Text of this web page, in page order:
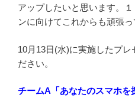
アップしたいと思います。
ンに向けてこれからも頑張っ
10月13日(水)に実施したプレ
ださい。
チームA「あなたのスマホを